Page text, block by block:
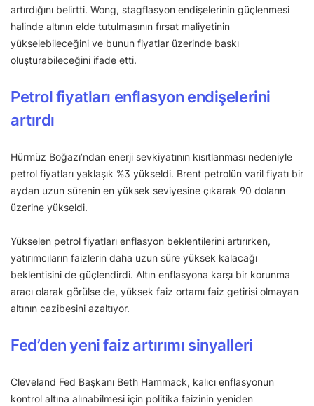
artırdığını belirtti. Wong, stagflasyon endişelerinin güçlenmesi
halinde altının elde tutulmasının fırsat maliyetinin
yükselebileceğini ve bunun fiyatlar üzerinde baskı
oluşturabileceğini ifade etti.
Petrol fiyatları enflasyon endişelerini
artırdı
Hürmüz Boğazı’ndan enerji sevkiyatının kısıtlanması nedeniyle
petrol fiyatları yaklaşık %3 yükseldi. Brent petrolün varil fiyatı bir
aydan uzun sürenin en yüksek seviyesine çıkarak 90 doların
üzerine yükseldi.
Yükselen petrol fiyatları enflasyon beklentilerini artırırken,
yatırımcıların faizlerin daha uzun süre yüksek kalacağı
beklentisini de güçlendirdi. Altın enflasyona karşı bir korunma
aracı olarak görülse de, yüksek faiz ortamı faiz getirisi olmayan
altının cazibesini azaltıyor.
Fed’den yeni faiz artırımı sinyalleri
Cleveland Fed Başkanı Beth Hammack, kalıcı enflasyonun
kontrol altına alınabilmesi için politika faizinin yeniden